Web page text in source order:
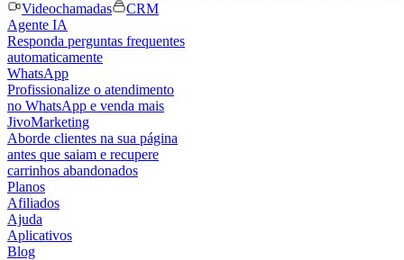
Videochamadas
CRM
Agente IA
Responda perguntas frequentes
automaticamente
WhatsApp
Profissionalize o atendimento
no WhatsApp e venda mais
JivoMarketing
Aborde clientes na sua página
antes que saiam e recupere
carrinhos abandonados
Planos
Afiliados
Ajuda
Aplicativos
Blog